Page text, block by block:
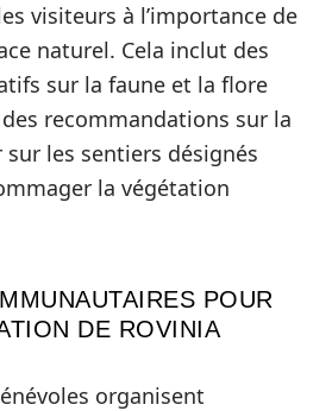
visiteurs à l’importance de
naturel. Cela inclut des
sur la faune et la flore
recommandations sur la
les sentiers désignés
la végétation
POUR
DE ROVINIA
organisent